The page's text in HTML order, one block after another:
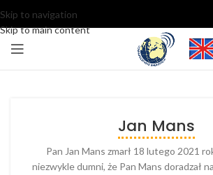
Skip to navigation
Skip to main content
Jan Mans
Pan Jan Mans zmarł 18 lutego 2021
niezwykle dumni, że Pan Mans doradzał